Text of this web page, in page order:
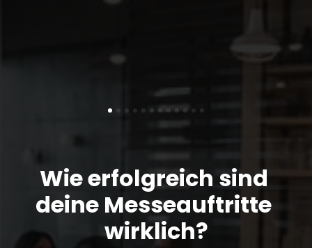
Wie erfolgreich sind
deine Messeauftritte
wirklich?